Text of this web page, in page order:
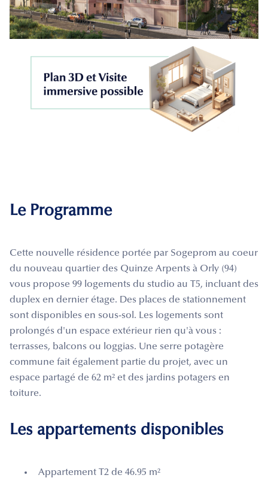
Le Programme
Cette nouvelle résidence portée par Sogeprom au coeur
du nouveau quartier des Quinze Arpents à Orly (94)
vous propose 99 logements du studio au T5, incluant des
duplex en dernier étage. Des places de stationnement
sont disponibles en sous-sol. Les logements sont
prolongés d'un espace extérieur rien qu'à vous :
terrasses, balcons ou loggias. Une serre potagère
commune fait également partie du projet, avec un
espace partagé de 62 m² et des jardins potagers en
toiture.
Les appartements disponibles
Appartement T2 de 46.95 m²